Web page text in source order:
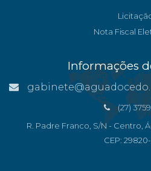
Nota Fiscal
Informações
gabinete@aguadocedonorte.es.gov.br
(27)
R. Padre Franco, S/N - Centro,
CEP: